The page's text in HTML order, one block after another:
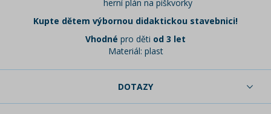
herní plán na piškvorky
Kupte dětem výbornou didaktickou stavebnici!
Vhodné pro děti od 3 let
Materiál: plast
DOTAZY